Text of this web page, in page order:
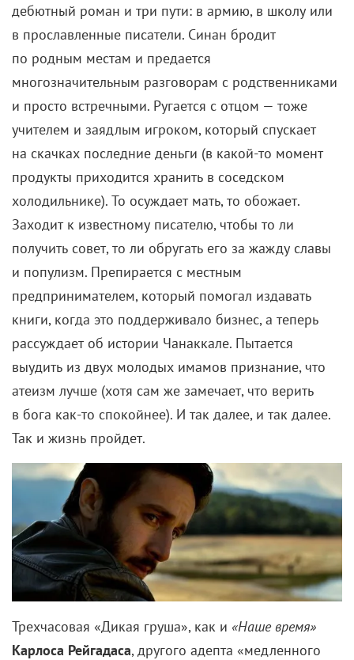
дебютный роман и три пути: в армию, в школу или
в прославленные писатели. Синан бродит
по родным местам и предается
многозначительным разговорам с родственниками
и просто встречными. Ругается с отцом — тоже
учителем и заядлым игроком, который спускает
на скачках последние деньги (в какой-то момент
продукты приходится хранить в соседском
холодильнике). То осуждает мать, то обожает.
Заходит к известному писателю, чтобы то ли
получить совет, то ли обругать его за жажду славы
и популизм. Препирается с местным
предпринимателем, который помогал издавать
книги, когда это поддерживало бизнес, а теперь
рассуждает об истории Чанаккале. Пытается
выудить из двух молодых имамов признание, что
атеизм лучше (хотя сам же замечает, что верить
в бога как-то спокойнее). И так далее, и так далее.
Так и жизнь пройдет.
Трехчасовая «Дикая груша», как и «Наше время»
Карлоса Рейгадаса, другого адепта «медленного